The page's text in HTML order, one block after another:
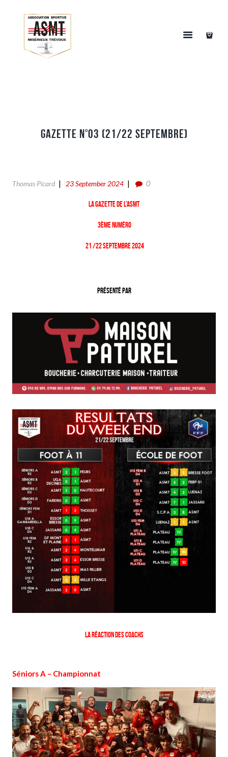
Gazette n°03 (21/22 Septembre)
Thomas Picard 23 September 2024 0
La gazette de l’ASMT
3ème numéro
21 /22 Septembre 2024
Présenté par
La réaction des coachs
Séniors A – Championnat